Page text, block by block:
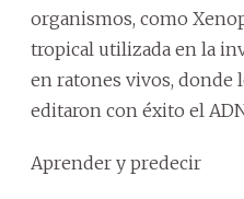
organismos, como
tropical utilizada en la
en ratones vivos, donde
editaron con éxito el
Aprender y predecir